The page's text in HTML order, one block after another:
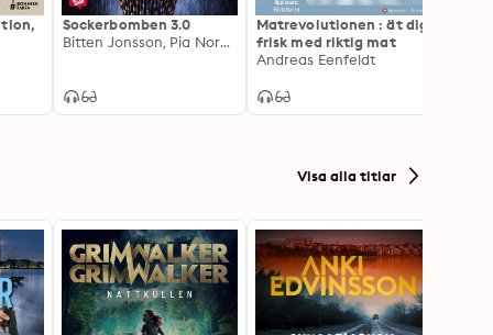
Sockerbomben 3.0
Bitten Jonsson, Pia Nordström
Matrevolutionen : ät dig
frisk med riktig mat
Andreas Eenfeldt
Visa alla titlar